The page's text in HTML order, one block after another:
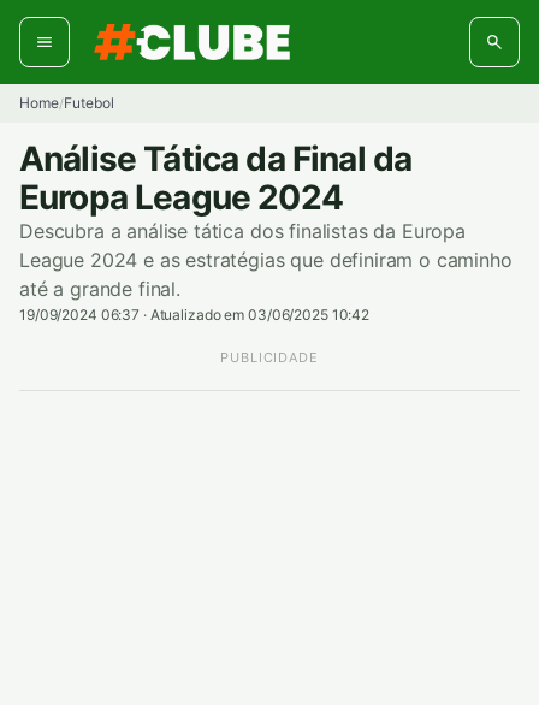
Pular
para
conteúdo
Home/Futebol
Análise Tática da Final da
Europa League 2024
Descubra a análise tática dos finalistas da Europa
League 2024 e as estratégias que definiram o caminho
até a grande final.
19/09/2024 06:37 · Atualizado em 03/06/2025 10:42
PUBLICIDADE